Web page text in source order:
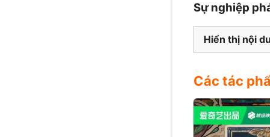
Sự nghiệp
Hiển thị nội
Các tác